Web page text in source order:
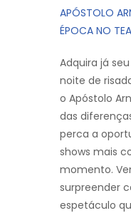
APÓSTOLO
ÉPOCA NO
Adquira já
noite de
o Apóstolo
das
perca a
shows mais
momento.
surpreender
espetáculo